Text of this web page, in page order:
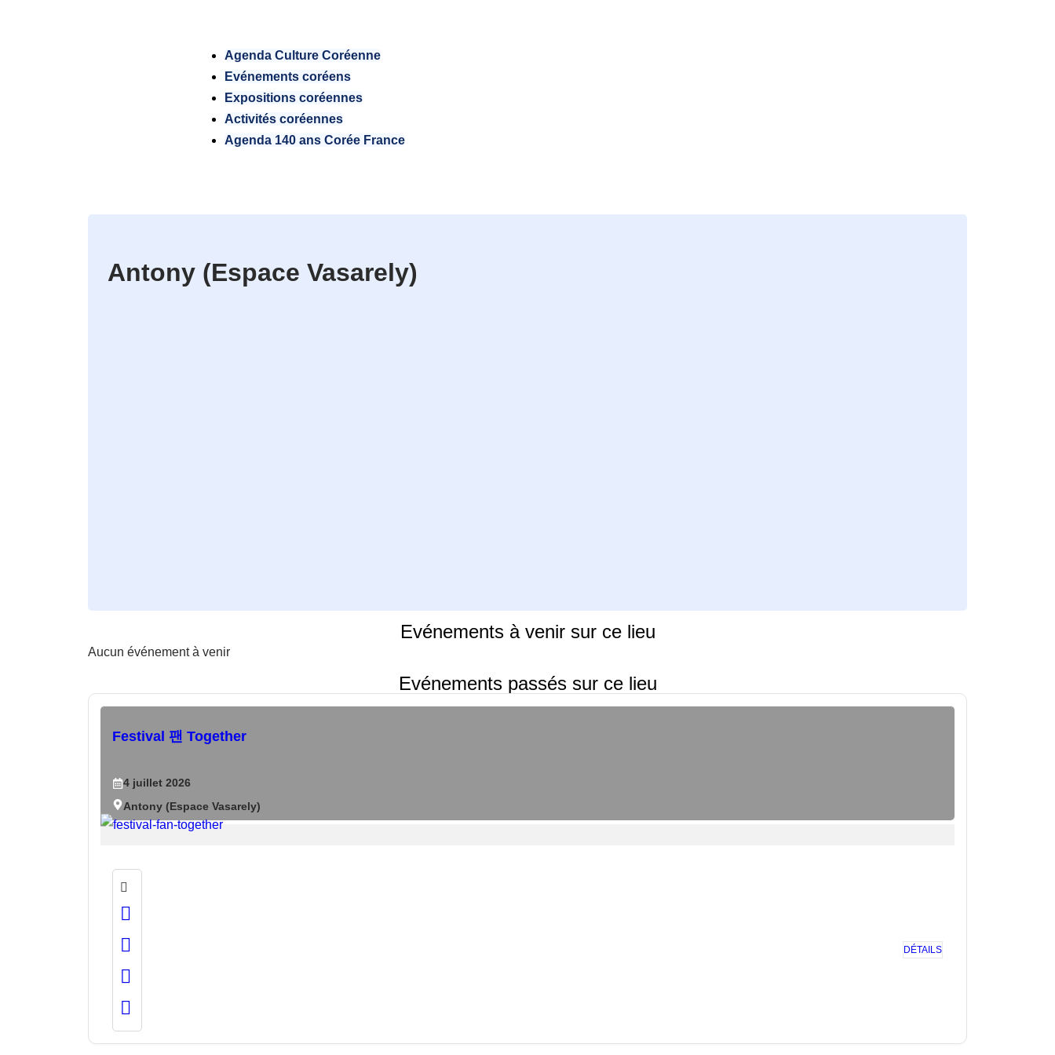
Agenda Culture Coréenne
Evénements coréens
Expositions coréennes
Activités coréennes
Agenda 140 ans Corée France
Antony (Espace Vasarely)
Evénements à venir sur ce lieu
Aucun événement à venir
Evénements passés sur ce lieu
Festival 팬 Together
4 juillet 2026
Antony (Espace Vasarely)
DÉTAILS